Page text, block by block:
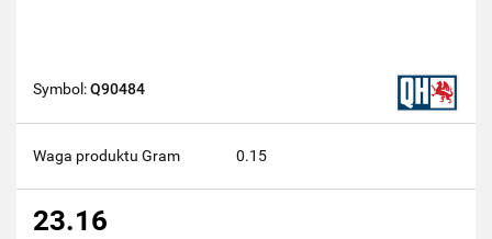
Symbol:Q90484
Waga produktu Gram 0.15
23.16